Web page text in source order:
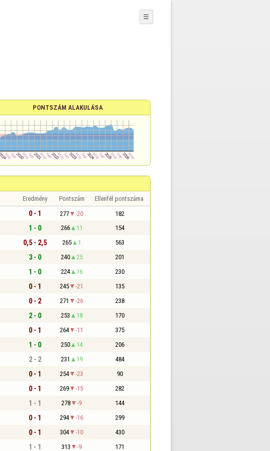
☰
PONTSZÁM ALAKULÁSA
Eredmény Pontszám Ellenfél pontszáma
0 - 1 277 -20 182
1 - 0 266 11 154
0,5 - 2,5 265 1 563
3 - 0 240 25 201
1 - 0 224 16 230
0 - 1 245 -21 135
0 - 2 271 -26 238
2 - 0 253 18 170
0 - 1 264 -11 375
1 - 0 250 14 206
2 - 2 231 19 484
0 - 1 254 -23 90
0 - 1 269 -15 282
1 - 1 278 -9 144
0 - 1 294 -16 299
0 - 1 304 -10 430
1 - 1 313 -9 171